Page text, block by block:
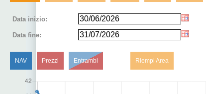
Data inizio:
Data fine:
NAV Prezzi Entrambi Riempi Area